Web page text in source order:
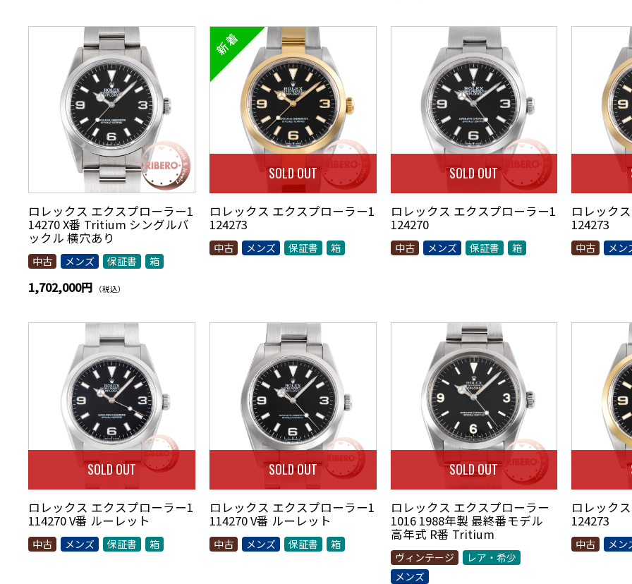
ロレックス エクスプローラー1
14270 X番 Tritium シングルバ
ックル 横穴あり
中古 メンズ 保証書 箱
1,702,000円 （税込）
SOLD OUT
ロレックス エクスプローラー1
124273
中古 メンズ 保証書 箱
SOLD OUT
ロレックス エクスプローラー1
124270
中古 メンズ 保証書 箱
ロレック
124273
中古 メン
SOLD OUT
ロレックス エクスプローラー1
114270 V番 ルーレット
中古 メンズ 保証書 箱
SOLD OUT
ロレックス エクスプローラー1
114270 V番 ルーレット
中古 メンズ 保証書 箱
SOLD OUT
ロレックス エクスプローラー
1016 1988年製 最終番モデル
高年式 R番 Tritium
ヴィンテージ
レア・希少
メンズ
ロレック
124273
中古 メン